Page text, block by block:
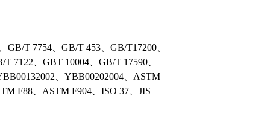
T 7754、GB/T 453、GB/T17200、
7122、GBT 10004、GB/T 17590、
、YBB00202004、ASTM
F88、ASTM F904、ISO 37、JIS